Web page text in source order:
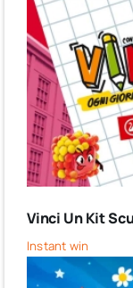
Vinci Un Kit
Instant win